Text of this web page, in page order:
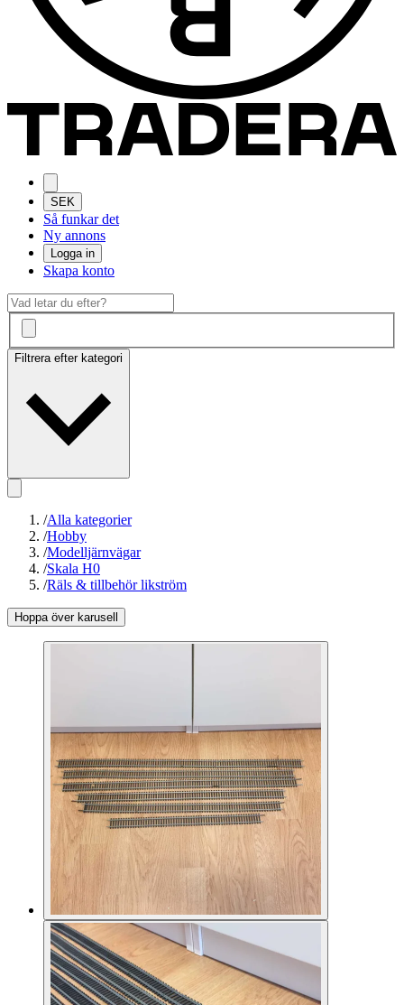
SEK
Så funkar det
Ny annons
Logga in
Skapa konto
Filtrera efter kategori
/Alla kategorier
/Hobby
/Modelljärnvägar
/Skala H0
/Räls & tillbehör likström
Hoppa över karusell